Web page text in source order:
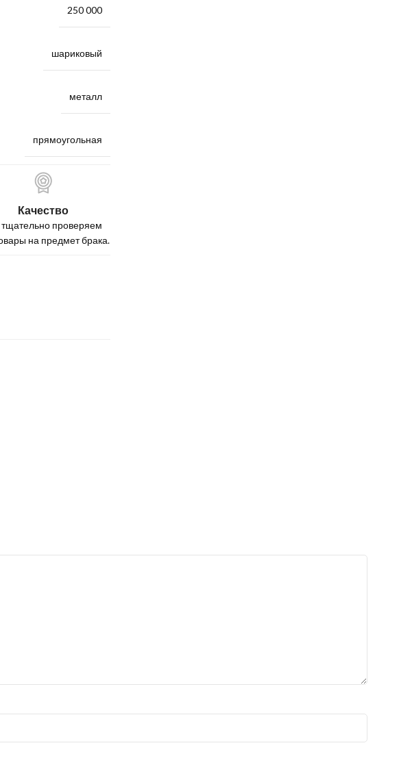
250 000
шариковый
металл
прямоугольная
Качество
проверяем
на предмет брака.